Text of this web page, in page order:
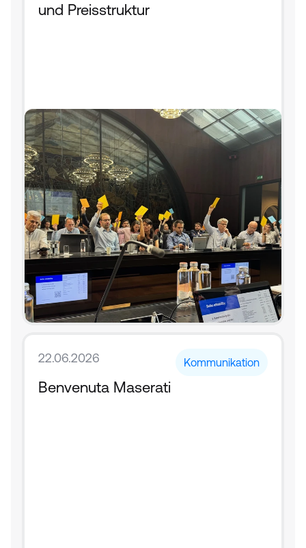
und Preisstruktur
22.06.2026 Kommunikation
Benvenuta Maserati